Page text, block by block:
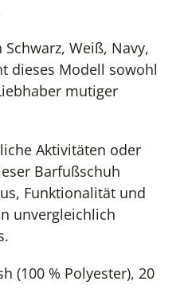
Weiß, Navy,
dieses Modell sowohl
mutiger
Aktivitäten oder
Barfußschuh
Funktionalität und
unvergleichlich
(100 % Polyester), 20